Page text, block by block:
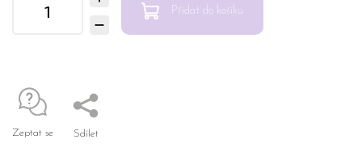
Přidat do košíku
Zeptat se Sdílet